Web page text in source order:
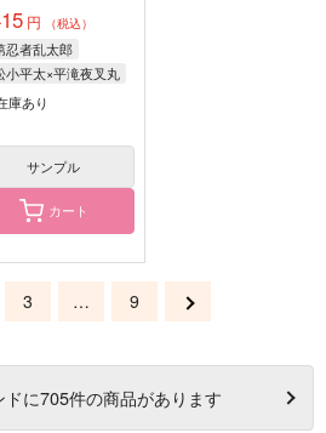
円 （税込）
忍者乱太郎
小平太×平滝夜叉丸
小平太
庫あり
サンプル
カート
3 … 9
に705件の商品があります